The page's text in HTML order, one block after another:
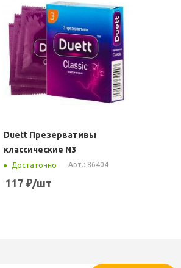
Duett Презервативы
классические N3
Достаточно Арт.: 86404
117 ₽/шт